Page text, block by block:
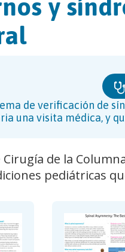
y
de verificación de
una visita médica, y
Cirugía de la
pediátricas